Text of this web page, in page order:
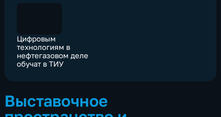
Цифровым
технологиям в
нефтегазовом деле
обучат в ТИУ
Выставочное